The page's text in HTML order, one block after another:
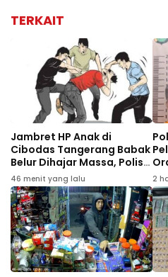
TERKAIT
Jambret HP Anak di
Cibodas Tangerang Babak
Belur Dihajar Massa, Polisi
Bergerak Cepat
46 menit yang lalu 2